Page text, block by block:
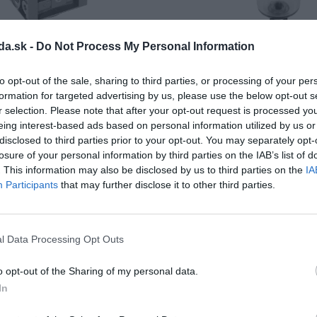
- Do Not Process My Personal Information
opt-out of the sale, sharing to third parties, or processing of your
for targeted advertising by us, please use the below opt-out
selection. Please note that after your opt-out request is processed
interest-based ads based on personal information utilized by us
to third parties prior to your opt-out. You may separately
of your personal information by third parties on the IAB’s list of
This information may also be disclosed by us to third parties on the
Participants that may further disclose it to other third parties.
Data Processing Opt Outs
opt-out of the Sharing of my personal data.
клапаны
окружающей среды:5 до 60
входе:1,6 MPa
выходе:0,02 до 1 MPa
280 m3/h
Очистители воздуха
Рабочее давление:0 - 1 MPa
Температура окружающей
°C
Поток:150 до 175 m3/h
Средняя температура:5 до 60